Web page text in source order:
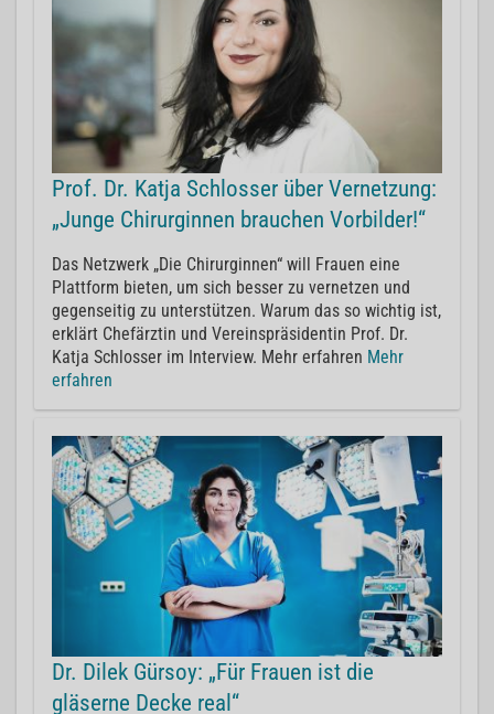
Prof. Dr. Katja Schlosser über Vernetzung:
„Junge Chirurginnen brauchen Vorbilder!“
Das Netzwerk „Die Chirurginnen“ will Frauen eine
Plattform bieten, um sich besser zu vernetzen und
gegenseitig zu unterstützen. Warum das so wichtig ist,
erklärt Chefärztin und Vereinspräsidentin Prof. Dr.
Katja Schlosser im Interview. Mehr erfahren Mehr
erfahren
Dr. Dilek Gürsoy: „Für Frauen ist die
gläserne Decke real“